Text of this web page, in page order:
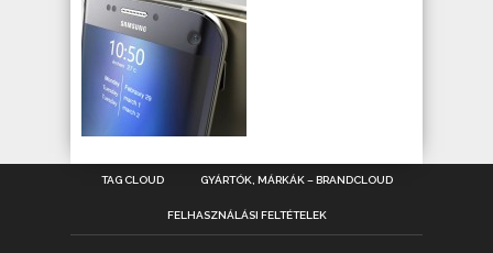
TAG CLOUD GYÁRTÓK, MÁRKÁK – BRANDCLOUD
FELHASZNÁLÁSI FELTÉTELEK